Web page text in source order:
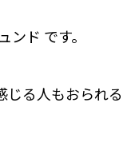
ド です。
じる人もおられる